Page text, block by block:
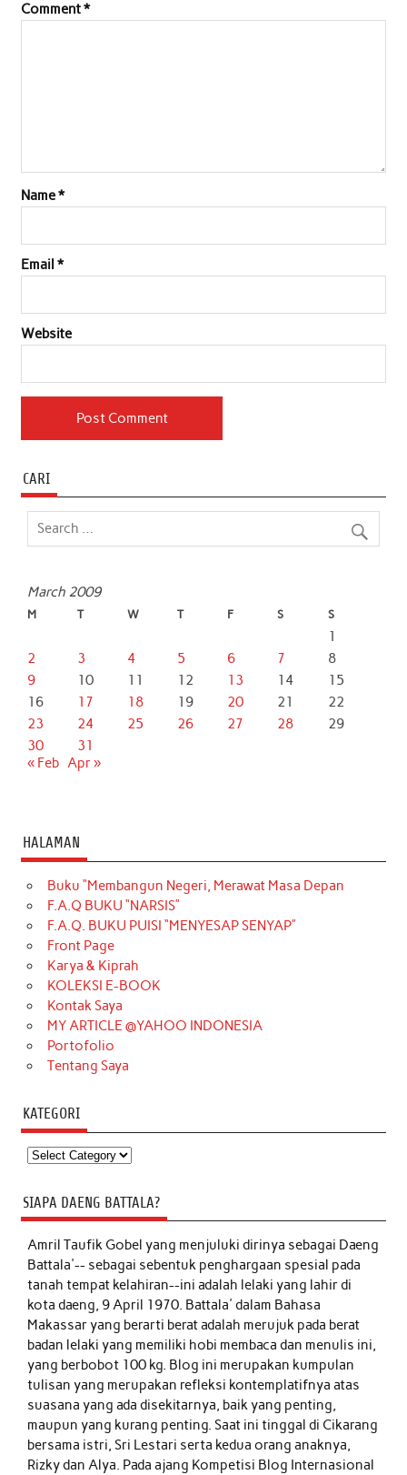
Comment*
Name*
Email *
Website
CARI
March 2009
M T W T F S S
1
2
3 4 5 6 7
8
9
10 11 12 13 14
15
16
17 18 19 20 21
22
23
24 25 26 27 28
29
30
31
« Feb Apr »
HALAMAN
Buku “Membangun Negeri, Merawat Masa Depan
F.A.Q BUKU “NARSIS”
F.A.Q. BUKU PUISI “MENYESAP SENYAP”
Front Page
Karya & Kiprah
KOLEKSI E-BOOK
Kontak Saya
MY ARTICLE @YAHOO INDONESIA
Portofolio
Tentang Saya
KATEGORI
Kategori
SIAPA DAENG BATTALA?
Amril Taufik Gobelyang menjuluki dirinya sebagai Daeng
Battala'-- sebagai sebentuk penghargaan spesial pada
tanah tempat kelahiran--ini adalah lelaki yang lahir di
kota daeng, 9 April 1970. Battala' dalam Bahasa
Makassar yang berarti berat adalah merujuk pada berat
badan lelaki yang memiliki hobi membaca dan menulis ini,
yang berbobot 100 kg. Blog ini merupakan kumpulan
tulisan yang merupakan refleksi kontemplatifnya atas
suasana yang ada disekitarnya, baik yang penting,
maupun yang kurang penting. Saat ini tinggal di Cikarang
bersama istri, Sri Lestari serta kedua orang anaknya,
Rizky dan Alya. Pada ajang Kompetisi Blog Internasional